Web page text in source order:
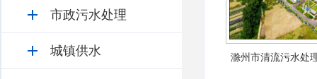
市政污水处理
城镇供水 滁州市清流污水处